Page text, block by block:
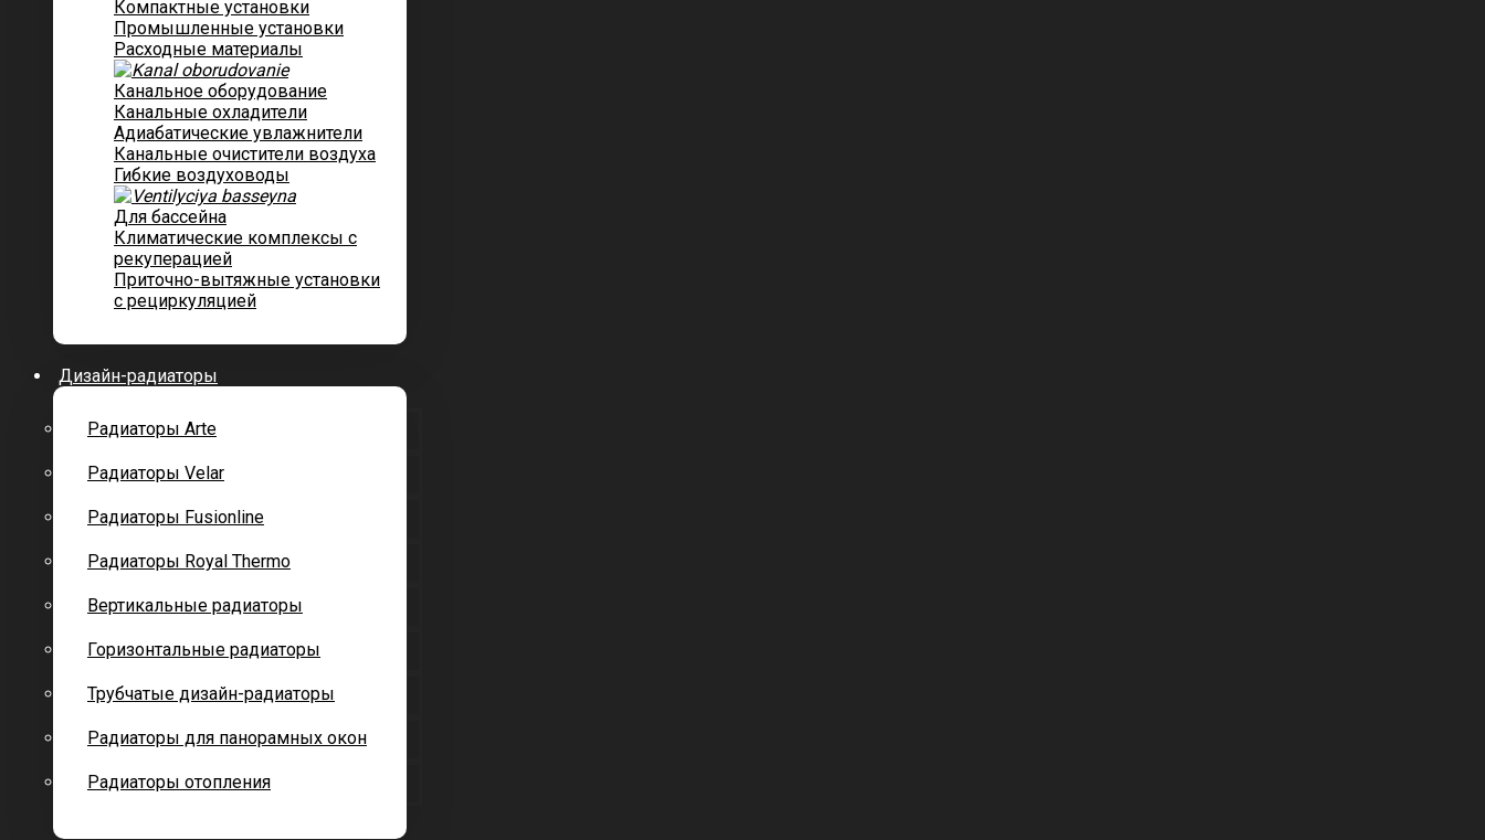
Компактные установки
Промышленные установки
Расходные материалы
Канальное оборудование
Канальные охладители
Адиабатические увлажнители
Канальные очистители воздуха
Гибкие воздуховоды
Для бассейна
Климатические комплексы с
рекуперацией
Приточно-вытяжные установки
с рециркуляцией
Дизайн-радиаторы
Радиаторы Arte
Радиаторы Velar
Радиаторы Fusionline
Радиаторы Royal Thermo
Вертикальные радиаторы
Горизонтальные радиаторы
Трубчатые дизайн-радиаторы
Радиаторы для панорамных окон
Радиаторы отопления